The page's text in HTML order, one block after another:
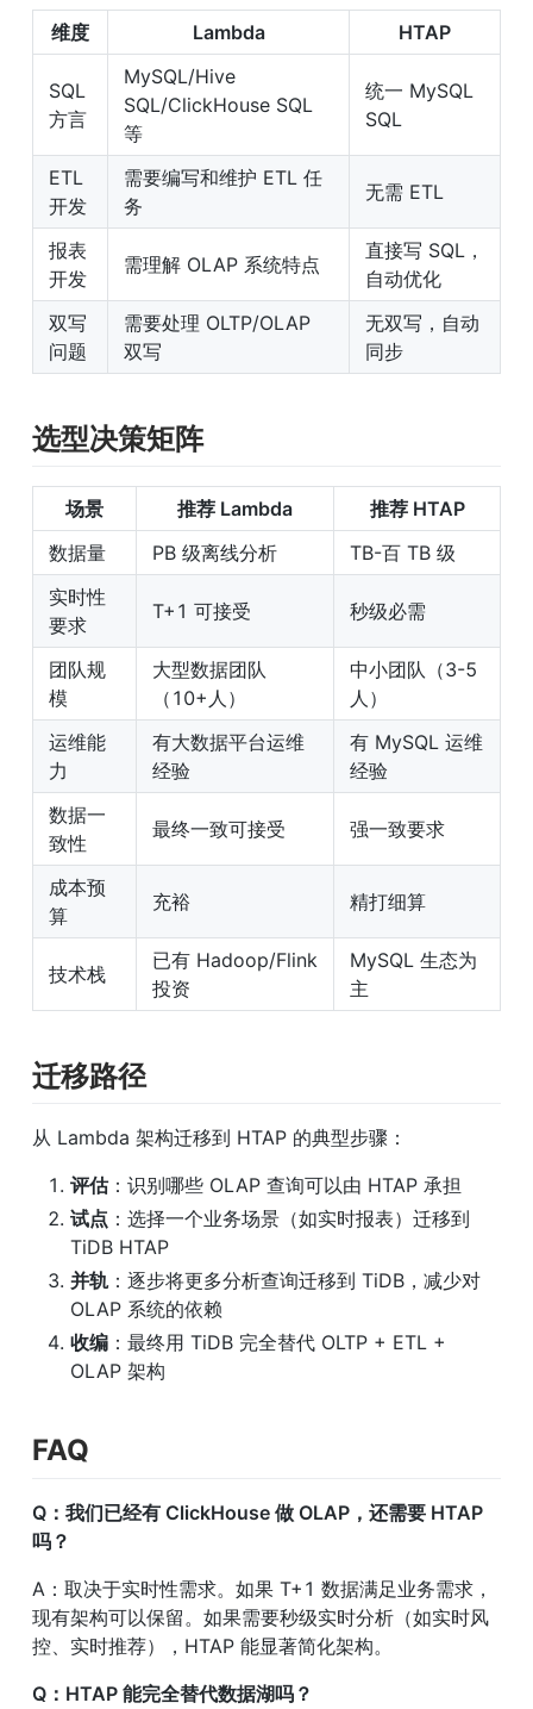
维度 Lambda HTAP
SQL
方言
MySQL/Hive
SQL/ClickHouse SQL
等
统一 MySQL
SQL
ETL
开发
需要编写和维护 ETL 任
务
无需 ETL
报表
开发
需理解 OLAP 系统特点
直接写 SQL，
自动优化
双写
问题
需要处理 OLTP/OLAP
双写
无双写，自动
同步
选型决策矩阵
场景 推荐 Lambda
推荐 HTAP
数据量
PB 级离线分析
TB-百 TB 级
实时性
要求
T+1 可接受 秒级必需
团队规
模
大型数据团队
（10+人）
中小团队（3-5
人）
运维能
力
有大数据平台运维
经验
有 MySQL 运维
经验
数据一
致性
最终一致可接受 强一致要求
成本预
算
充裕 精打细算
技术栈
已有 Hadoop/Flink
投资
MySQL 生态为
主
迁移路径
从 Lambda 架构迁移到 HTAP 的典型步骤：
评估：识别哪些 OLAP 查询可以由 HTAP 承担
试点 ：选择一个业务场景（如实时报表）迁移到
TiDB HTAP
并轨：逐步将更多分析查询迁移到 TiDB，减少对
OLAP 系统的依赖
收编 ：最终用 TiDB 完全替代 OLTP + ETL +
OLAP 架构
FAQ
Q：我们已经有 ClickHouse 做 OLAP，还需要 HTAP
吗？
A：取决于实时性需求。如果 T+1 数据满足业务需求，
现有架构可以保留。如果需要秒级实时分析（如实时风
控、实时推荐），HTAP 能显著简化架构。
Q：HTAP 能完全替代数据湖吗？